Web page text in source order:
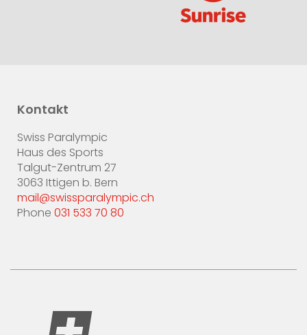
Kontakt
Swiss Paralympic
Haus des Sports
Talgut-Zentrum 27
3063 Ittigen b. Bern
mail@swissparalympic.ch
Phone 031 533 70 80